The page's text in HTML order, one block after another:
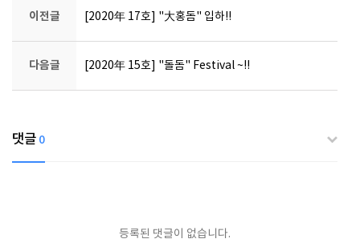
이전글 [2020年 17호] "大홍돔" 입하!!
다음글 [2020年 15호] "돌돔" Festival ~!!
댓글 0
등록된 댓글이 없습니다.